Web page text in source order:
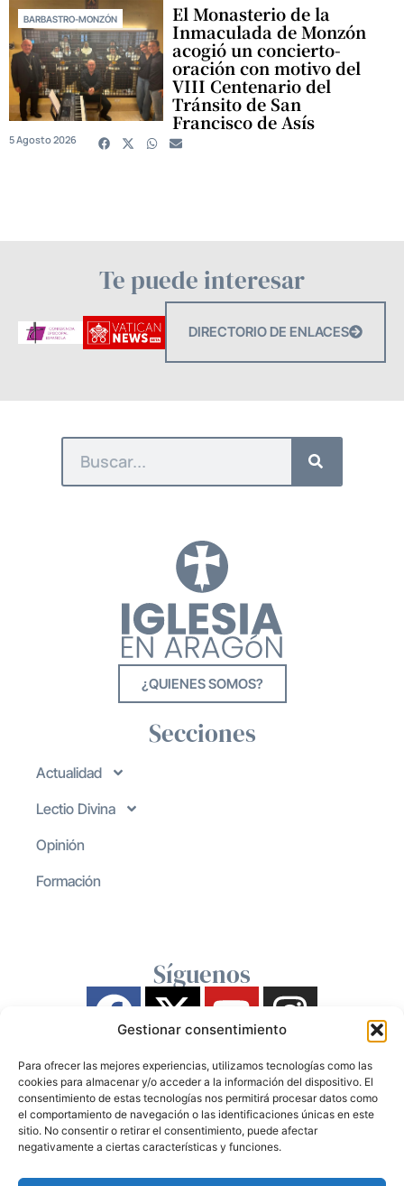
Gestionar consentimiento
Para ofrecer las mejores experiencias, utilizamos tecnologías como las
cookies para almacenar y/o acceder a la información del dispositivo. El
consentimiento de estas tecnologías nos permitirá procesar datos como
el comportamiento de navegación o las identificaciones únicas en este
sitio. No consentir o retirar el consentimiento, puede afectar
negativamente a ciertas características y funciones.
BARBASTRO-MONZÓN El Monasterio de la
Inmaculada de Monzón
acogió un concierto-
oración con motivo del
VIII Centenario del
Tránsito de San
Francisco de Asís
5 Agosto 2026
Te puede interesar
DIRECTORIO DE ENLACES
¿QUIENES SOMOS?
Secciones
Actualidad
Lectio Divina
Opinión
Formación
Síguenos